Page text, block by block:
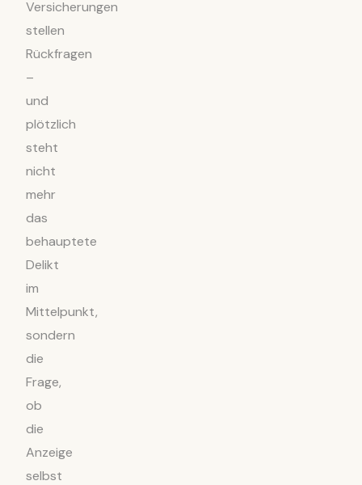
Versicherungen
stellen
Rückfragen
–
und
plötzlich
steht
nicht
mehr
das
behauptete
Delikt
im
Mittelpunkt,
sondern
die
Frage,
ob
die
Anzeige
selbst